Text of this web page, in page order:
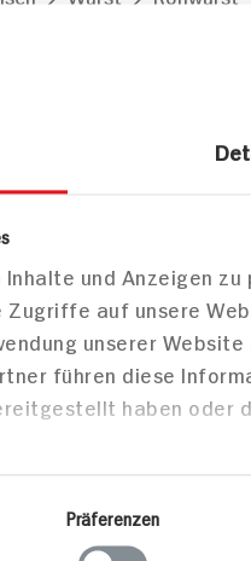
Inhalte und Anzeigen
Zugriffe auf unsere
unserer
führen diese
haben oder
Präferenzen
Zum